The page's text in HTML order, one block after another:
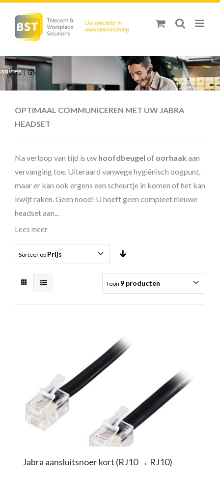
inhoud
Jabra | GN
OPTIMAAL COMMUNICEREN MET UW JABRA
HEADSET
Na verloop van tijd is uw hoofdbeugel of oorhaak aan
vervanging toe. Uiteraard vanwege hygiënisch oogpunt,
maar er kan ook ergens een scheurtje in komen of het kan
kwijt raken. Geen nood! U hoeft geen compleet nieuwe
headset aan...
Lees meer
Sorteer op Prijs
Toon 9 producten
Jabra aansluitsnoer kort (RJ10 → RJ10)